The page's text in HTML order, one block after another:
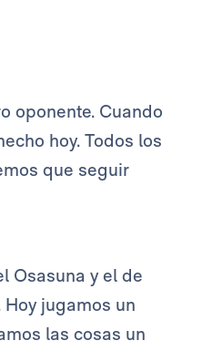
oponente. Cuando
hoy. Todos los
que seguir
Osasuna y el de
jugamos un
las cosas un